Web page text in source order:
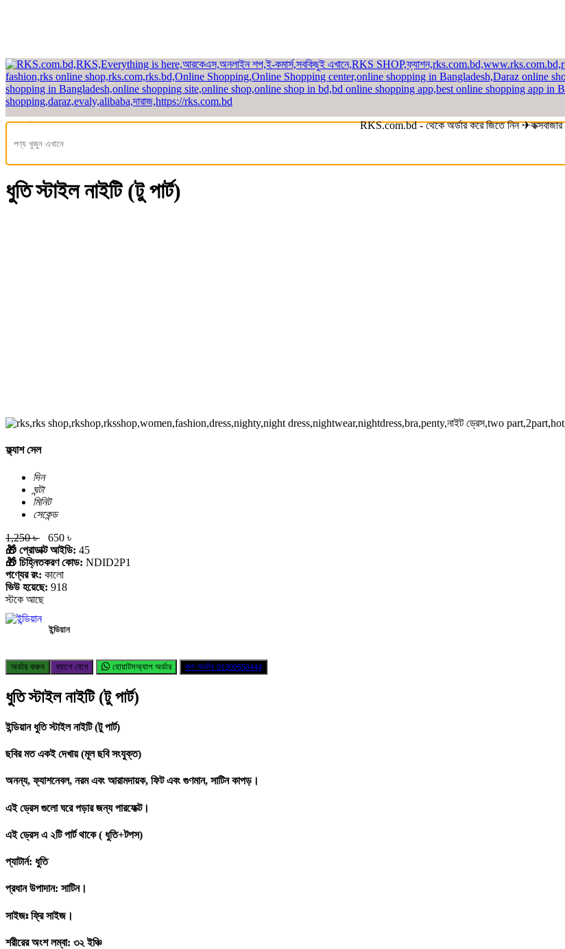
হেডলাইন RKS.com.bd - থেকে অর্ডার করে জিতে নিন ✈কক্সবাজার
ধুতি স্টাইল নাইটি (টু পার্ট)
ফ্ল্যাশ সেল
দিন
ঘন্টা
মিনিট
সেকেন্ড
1,250 ৳
650 ৳
🎁 প্রোডাক্ট আইডি: 45
🎁 চিহ্নিতকরণ কোড: NDID2P1
পণ্যের রং: কালো
ভিউ হয়েছে: 918
স্টকে আছে
ইন্ডিয়ান
অর্ডার করুন ব্যাগে যোগ হোয়াটসঅ্যাপ অর্ডার কল অর্ডার 01300550444
ধুতি স্টাইল নাইটি (টু পার্ট)
ইন্ডিয়ান ধুতি স্টাইল নাইটি (টু পার্ট)
ছবির মত একই দেখায় (মূল ছবি সংযুক্ত)
অনন্য, ফ্যাশনেবল, নরম এবং আরামদায়ক, ফিট এবং গুণমান, সাটিন কাপড়।
এই ড্রেস গুলো ঘরে পড়ার জন্য পারফেক্ট।
এই ড্রেস এ ২টি পার্ট থাকে ( ধুতি+টপস)
প্যাটার্ন: ধুতি
প্রধান উপাদান: সাটিন।
সাইজঃ ফ্রি সাইজ।
শরীরের অংশ লম্বা: ৩২ ইঞ্চি